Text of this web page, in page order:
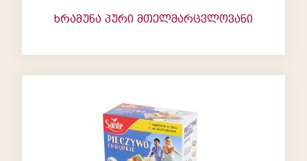
ხრამუნა პური მთელმარცვლოვანი